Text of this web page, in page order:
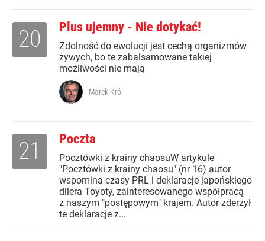
Plus ujemny - Nie dotykać!
Zdolność do ewolucji jest cechą organizmów
żywych, bo te zabalsamowane takiej
możliwości nie mają
20
Marek Król
Poczta
Pocztówki z krainy chaosuW artykule
"Pocztówki z krainy chaosu" (nr 16) autor
wspomina czasy PRL i deklaracje japońskiego
dilera Toyoty, zainteresowanego współpracą
z naszym "postępowym" krajem. Autor zderzył
te deklaracje z...
21